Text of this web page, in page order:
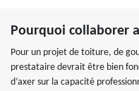
Pourquoi collaborer
Pour un projet de toiture, de
prestataire devrait être bien
d’axer sur la capacité